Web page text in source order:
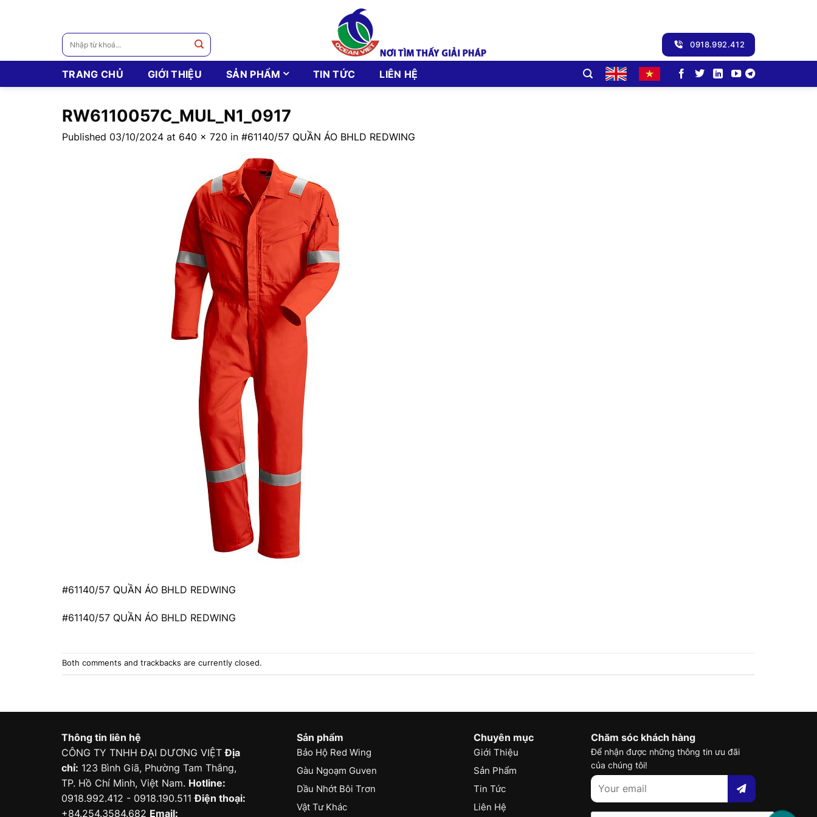
Tìm
kiếm:
0918.992.412
TRANG CHỦ GIỚI THIỆU SẢN PHẨM TIN TỨC LIÊN HỆ
RW6110057C_MUL_N1_0917
Published 03/10/2024 at 640 × 720 in #61140/57 QUẦN ÁO BHLD REDWING
#61140/57 QUẦN ÁO BHLD REDWING
#61140/57 QUẦN ÁO BHLD REDWING
Both comments and trackbacks are currently closed.
Thông tin liên hệ
CÔNG TY TNHH ĐẠI DƯƠNG VIỆTĐịa
chỉ: 123 Bình Giã, Phường Tam Thắng,
TP. Hồ Chí Minh, Việt Nam. Hotline:
0918.992.412 - 0918.190.511Điện thoại:
+84.254.3584.682 Email:
Sản phẩm
Bảo Hộ Red Wing
Gàu Ngoạm Guven
Dầu Nhớt Bôi Trơn
Vật Tư Khác
Chuyên mục
Giới Thiệu
Sản Phẩm
Tin Tức
Liên Hệ
Chăm sóc khách hàng
Để nhận được những thông tin ưu đãi
của chúng tôi!